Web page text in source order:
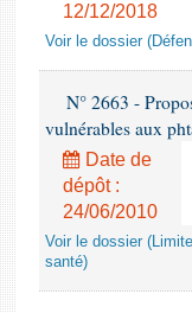
12/12/2018
Voir le dossier
N° 2663 -
vulnérables aux
Date de
dépôt :
24/06/2010
Voir le dossier
santé)